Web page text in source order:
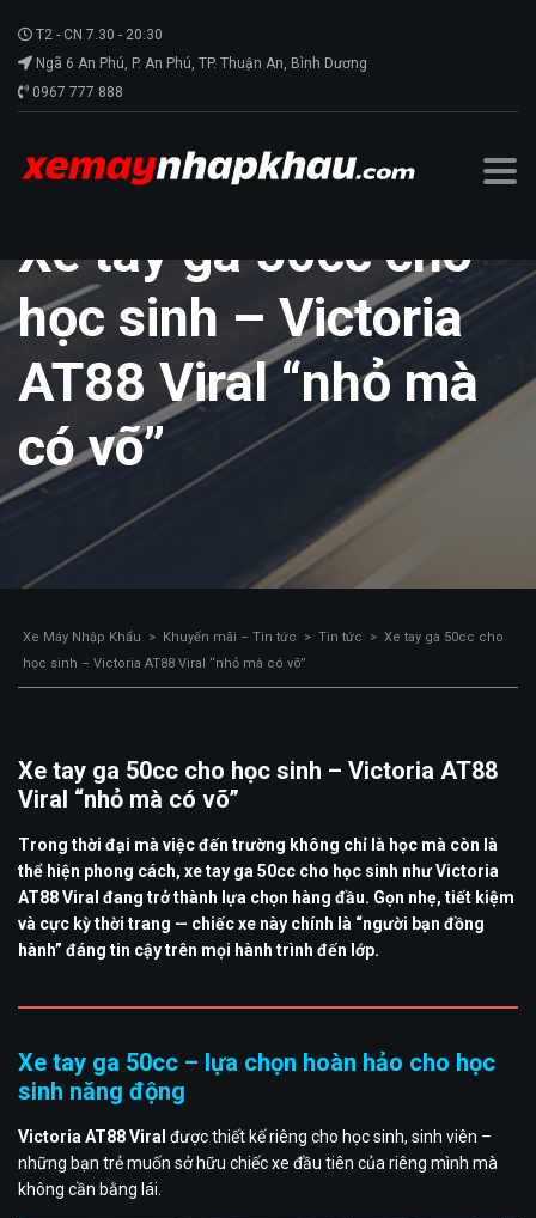
T2 - CN 7.30 - 20:30
Ngã 6 An Phú, P. An Phú, TP. Thuận An, Bình Dương
0967 777 888
Xe tay ga 50cc cho
học sinh – Victoria
AT88 Viral “nhỏ mà
có võ”
Xe Máy Nhập Khẩu > Khuyến mãi – Tin tức > Tin tức > Xe tay ga 50cc cho
học sinh – Victoria AT88 Viral “nhỏ mà có võ”
Xe tay ga 50cc cho học sinh – Victoria AT88
Viral “nhỏ mà có võ”
Trong thời đại mà việc đến trường không chỉ là học mà còn là
thể hiện phong cách, xe tay ga 50cc cho học sinh như Victoria
AT88 Viral đang trở thành lựa chọn hàng đầu. Gọn nhẹ, tiết kiệm
và cực kỳ thời trang — chiếc xe này chính là “người bạn đồng
hành” đáng tin cậy trên mọi hành trình đến lớp.
Xe tay ga 50cc – lựa chọn hoàn hảo cho học
sinh năng động
Victoria AT88 Viral được thiết kế riêng cho học sinh, sinh viên –
những bạn trẻ muốn sở hữu chiếc xe đầu tiên của riêng mình mà
không cần bằng lái.